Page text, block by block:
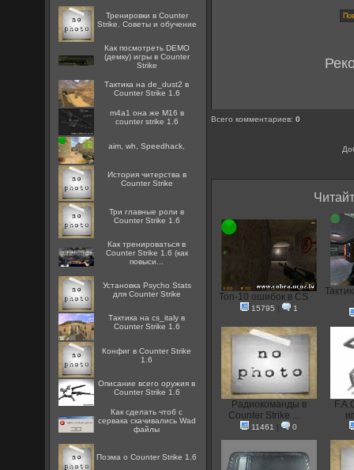
Тренировки в Counter
Strike. Советы и обучение
Как посмотреть DEMO
(демку) игры в Counter
Strike
Тактика на de_dust2 в
Counter Strike 1.6
m4a1 она же M16 в
counter strike 1.6
aim, wh, Speedhack,
История читерства в
Counter Strike
Три главные роли в
Counter Strike 1.6
Как тренироваться в
Counter Strike 1.6 (как
повыси...
Установка Psycho Stats
для Counter Strike
Тактика на cs_italy в
Counter Strike 1.6
Конфиг в Counter Strike
1.6
Описание всего оружия в
Counter Strike 1.6
Как сделать чтоб с
сервака скачивались Wad
файлы
Поэма о Counter Strike 1.6
Всего комментариев:0
Топ-10 ошибок в CS
15795 | 1
Радиокоманды в
Counter Strike ...
11461 | 0